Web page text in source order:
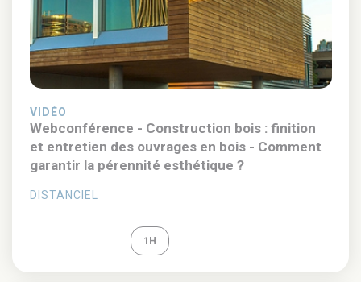
VIDÉO
Webconférence - Construction bois : finition
et entretien des ouvrages en bois - Comment
garantir la pérennité esthétique ?
DISTANCIEL
1H